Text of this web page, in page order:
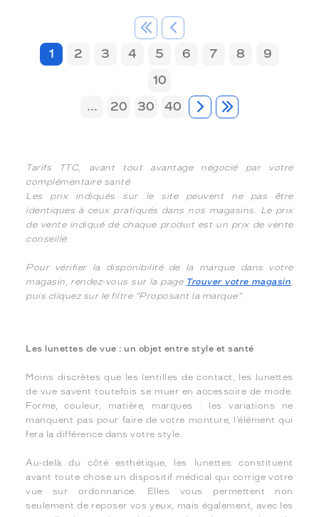
1 2 3 4 5 6 7 8
9
10
...
20 30 40
Tarifs TTC, avant tout avantage négocié par votre
complémentaire santé
Les prix indiqués sur le site peuvent ne pas être
identiques à ceux pratiqués dans nos magasins. Le prix
de vente indiqué de chaque produit est un prix de vente
conseillé.
Pour vérifier la disponibilité de la marque dans votre
magasin, rendez-vous sur la page Trouver votre magasin
puis cliquez sur le filtre "Proposant la marque".
Les lunettes de vue : un objet entre style et santé
Moins discrètes que les lentilles de contact, les lunettes
de vue savent toutefois se muer en accessoire de mode.
Forme, couleur, matière, marques : les variations ne
manquent pas pour faire de votre monture, l’élément qui
fera la différence dans votre style.
Au-delà du côté esthétique, les lunettes constituent
avant toute chose un dispositif médical qui corrige votre
vue sur ordonnance. Elles vous permettent non
seulement de reposer vos yeux, mais également, avec les